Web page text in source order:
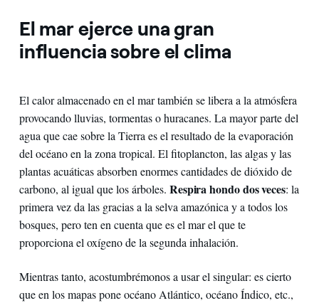
El mar ejerce una gran
influencia sobre el clima
El calor almacenado en el mar también se libera a la atmósfera
provocando lluvias, tormentas o huracanes. La mayor parte del
agua que cae sobre la Tierra es el resultado de la evaporación
del océano en la zona tropical. El fitoplancton, las algas y las
plantas acuáticas absorben enormes cantidades de dióxido de
carbono, al igual que los árboles. Respira hondo dos veces: la
primera vez da las gracias a la selva amazónica y a todos los
bosques, pero ten en cuenta que es el mar el que te
proporciona el oxígeno de la segunda inhalación.
Mientras tanto, acostumbrémonos a usar el singular: es cierto
que en los mapas pone océano Atlántico, océano Índico, etc.,